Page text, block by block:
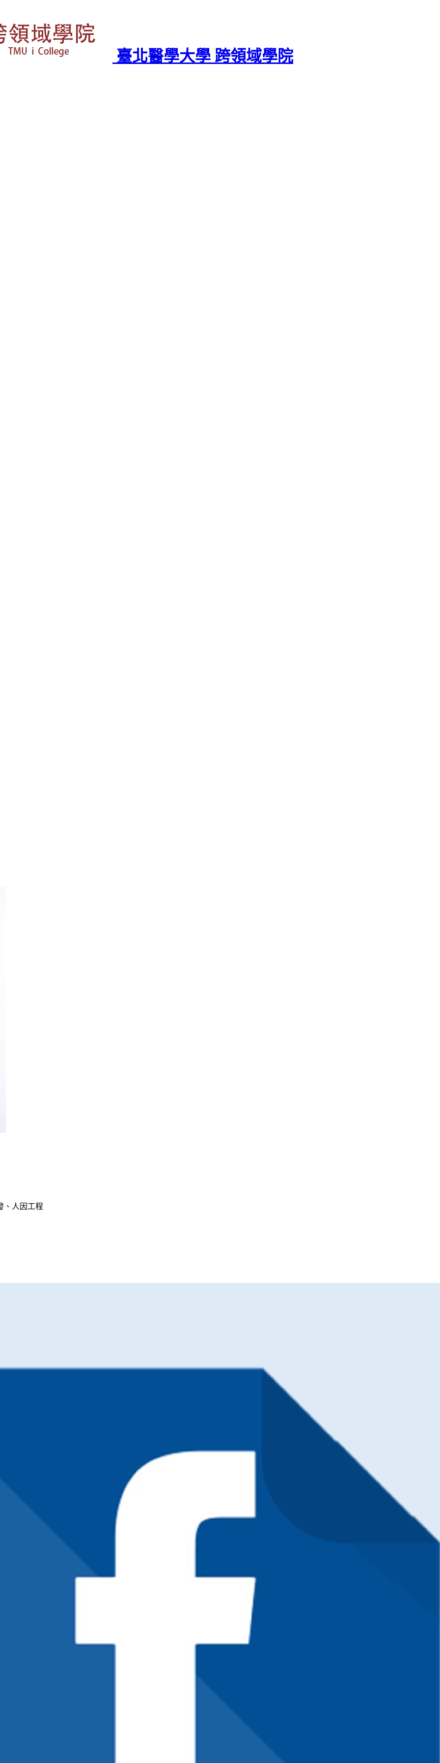
臺北醫學大學 跨領域學院
、人因工程